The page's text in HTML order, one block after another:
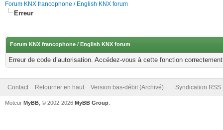
Forum KNX francophone / English KNX forum
Erreur
Forum KNX francophone / English KNX forum
Erreur de code d’autorisation. Accédez-vous à cette fonction
Contact Retourner en haut Version bas-débit (Archivé) Syndication RSS
Moteur MyBB , © 2002-2026 MyBB Group